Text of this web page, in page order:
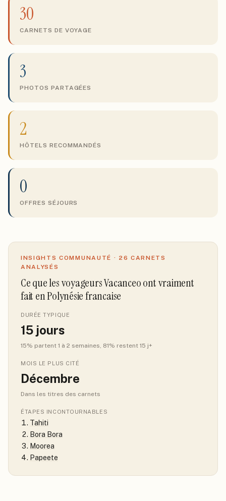
30
CARNETS DE VOYAGE
3
PHOTOS PARTAGÉES
2
HÔTELS RECOMMANDÉS
0
OFFRES SÉJOURS
INSIGHTS COMMUNAUTÉ · 26 CARNETS
ANALYSÉS
Ce que les voyageurs Vacanceo ont vraiment
fait en Polynésie francaise
DURÉE TYPIQUE
15 jours
15% partent 1 à 2 semaines, 81% restent 15 j+
MOIS LE PLUS CITÉ
Décembre
Dans les titres des carnets
ÉTAPES INCONTOURNABLES
Tahiti
Bora Bora
Moorea
Papeete